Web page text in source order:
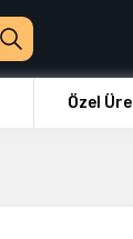
Özel